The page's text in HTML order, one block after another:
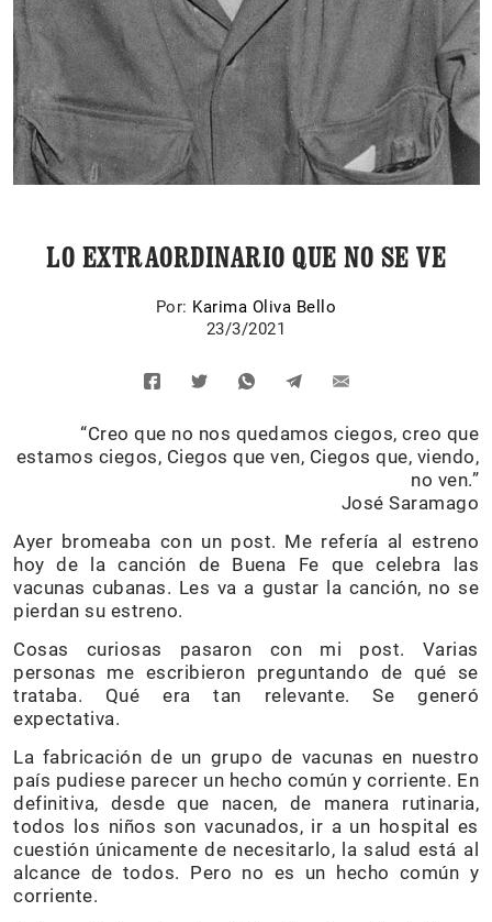
LO EXTRAORDINARIO QUE NO SE VE
Por: Karima Oliva Bello
23/3/2021
“Creo que no nos quedamos ciegos, creo que
estamos ciegos, Ciegos que ven, Ciegos que, viendo,
no ven.”
José Saramago
Ayer bromeaba con un post. Me refería al estreno
hoy de la canción de Buena Fe que celebra las
vacunas cubanas. Les va a gustar la canción, no se
pierdan su estreno.
Cosas curiosas pasaron con mi post. Varias
personas me escribieron preguntando de qué se
trataba. Qué era tan relevante. Se generó
expectativa.
La fabricación de un grupo de vacunas en nuestro
país pudiese parecer un hecho común y corriente. En
definitiva, desde que nacen, de manera rutinaria,
todos los niños son vacunados, ir a un hospital es
cuestión únicamente de necesitarlo, la salud está al
alcance de todos. Pero no es un hecho común y
corriente.